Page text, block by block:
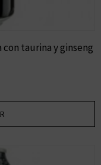
taurina y ginseng